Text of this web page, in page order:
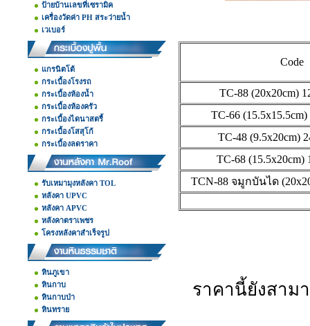
ป้ายบ้านเลขที่เซรามิค
เครื่องวัดค่า PH สระว่ายน้ำ
เวเบอร์
แกรนิตโต้
กระเบื้องโรงรถ
กระเบื้องห้องน้ำ
กระเบื้องห้องครัว
กระเบื้องไดนาสตรี้
กระเบื้องโสสุโก้
กระเบื้องลดราคา
รับเหมามุงหลังคา TOL
หลังคา UPVC
หลังคา APVC
หลังคาตราเพชร
โครงหลังคาสำเร็จรูป
หินภูเขา
หินกาบ
หินกาบป่า
หินทราย
Code
TC-88 (20x20cm)
TC-66
TC-48 (9.5x20cm)
TC-68
TCN-88 จมูกบันได
ราคานี้ยังสาม